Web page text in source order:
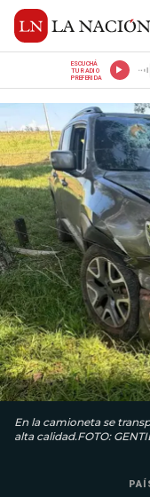
ESCUCHÁ
TU RADIO
PREFERIDA
En la camioneta se
alta calidad.FOTO: